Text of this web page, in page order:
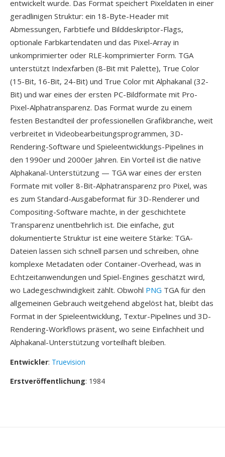
entwickelt wurde. Das Format speichert Pixeldaten in einer
geradlinigen Struktur: ein 18-Byte-Header mit
Abmessungen, Farbtiefe und Bilddeskriptor-Flags,
optionale Farbkartendaten und das Pixel-Array in
unkomprimierter oder RLE-komprimierter Form. TGA
unterstützt Indexfarben (8-Bit mit Palette), True Color
(15-Bit, 16-Bit, 24-Bit) und True Color mit Alphakanal (32-
Bit) und war eines der ersten PC-Bildformate mit Pro-
Pixel-Alphatransparenz. Das Format wurde zu einem
festen Bestandteil der professionellen Grafikbranche, weit
verbreitet in Videobearbeitungsprogrammen, 3D-
Rendering-Software und Spieleentwicklungs-Pipelines in
den 1990er und 2000er Jahren. Ein Vorteil ist die native
Alphakanal-Unterstützung — TGA war eines der ersten
Formate mit voller 8-Bit-Alphatransparenz pro Pixel, was
es zum Standard-Ausgabeformat für 3D-Renderer und
Compositing-Software machte, in der geschichtete
Transparenz unentbehrlich ist. Die einfache, gut
dokumentierte Struktur ist eine weitere Stärke: TGA-
Dateien lassen sich schnell parsen und schreiben, ohne
komplexe Metadaten oder Container-Overhead, was in
Echtzeitanwendungen und Spiel-Engines geschätzt wird,
wo Ladegeschwindigkeit zählt. Obwohl PNG TGA für den
allgemeinen Gebrauch weitgehend abgelöst hat, bleibt das
Format in der Spieleentwicklung, Textur-Pipelines und 3D-
Rendering-Workflows präsent, wo seine Einfachheit und
Alphakanal-Unterstützung vorteilhaft bleiben.
Entwickler: Truevision
Erstveröffentlichung: 1984